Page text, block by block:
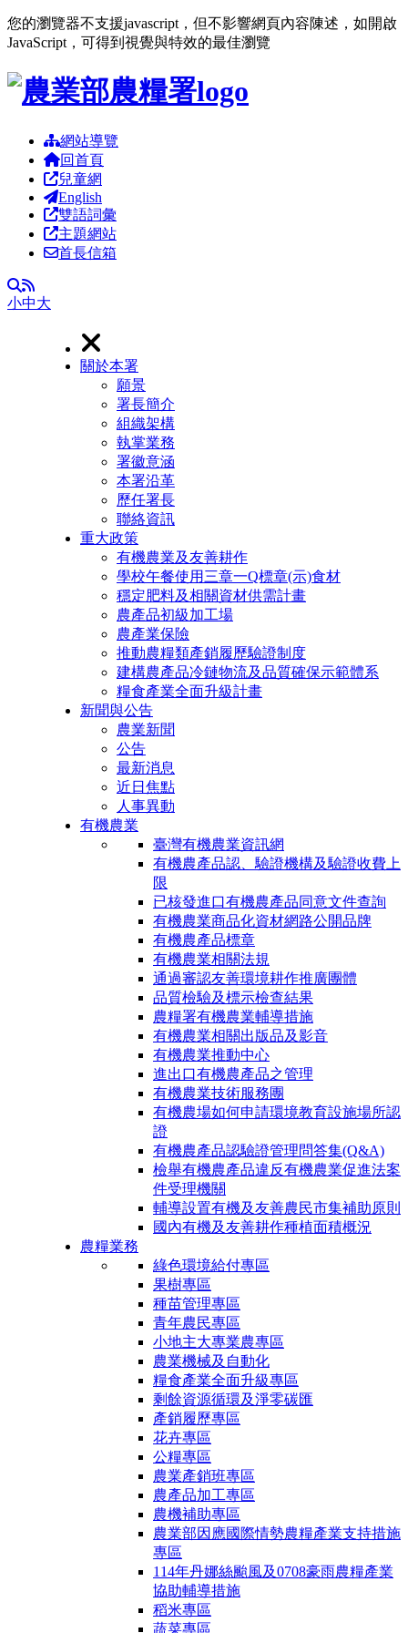
您的瀏覽器不支援javascript，但不影響網頁內容陳述，如開啟
JavaScript，可得到視覺與特效的最佳瀏覽
跳到主要內容區塊
網站導覽
回首頁
兒童網
English
雙語詞彙
主題網站
首長信箱
全文檢索
RSS
小中大
關於本署
願景
署長簡介
組織架構
執掌業務
署徽意涵
本署沿革
歷任署長
聯絡資訊
重大政策
有機農業及友善耕作
學校午餐使用三章一Q標章(示)食材
穩定肥料及相關資材供需計畫
農產品初級加工場
農產業保險
推動農糧類產銷履歷驗證制度
建構農產品冷鏈物流及品質確保示範體系
糧食產業全面升級計畫
新聞與公告
農業新聞
公告
最新消息
近日焦點
人事異動
有機農業
臺灣有機農業資訊網
有機農產品認、驗證機構及驗證收費上
限
已核發進口有機農產品同意文件查詢
有機農業商品化資材網路公開品牌
有機農產品標章
有機農業相關法規
通過審認友善環境耕作推廣團體
品質檢驗及標示檢查結果
農糧署有機農業輔導措施
有機農業相關出版品及影音
有機農業推動中心
進出口有機農產品之管理
有機農業技術服務團
有機農場如何申請環境教育設施場所認
證
有機農產品認驗證管理問答集(Q&A)
檢舉有機農產品違反有機農業促進法案
件受理機關
輔導設置有機及友善農民市集補助原則
國內有機及友善耕作種植面積概況
農糧業務
綠色環境給付專區
果樹專區
種苗管理專區
青年農民專區
小地主大專業農專區
農業機械及自動化
糧食產業全面升級專區
剩餘資源循環及淨零碳匯
產銷履歷專區
花卉專區
公糧專區
農業產銷班專區
農產品加工專區
農機補助專區
農業部因應國際情勢農糧產業支持措施
專區
114年丹娜絲颱風及0708豪雨農糧產業
協助輔導措施
稻米專區
蔬菜專區